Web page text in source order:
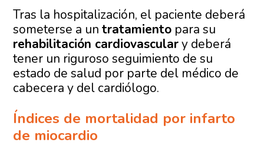
Tras la hospitalización, el paciente deberá
someterse a untratamiento para su
rehabilitación cardiovasculary deberá
tener un riguroso seguimiento de su
estado de salud por parte del médico de
cabecera y del cardiólogo.
Índices de mortalidad por infarto
de miocardio